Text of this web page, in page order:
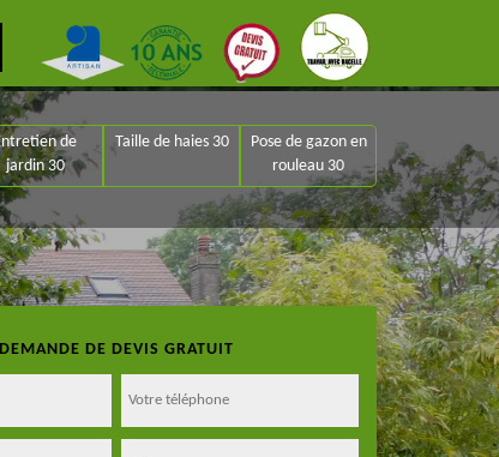
de
jardin 30
Taille de haies 30
Pose de gazon en
rouleau 30
DEMANDE DE DEVIS GRATUIT